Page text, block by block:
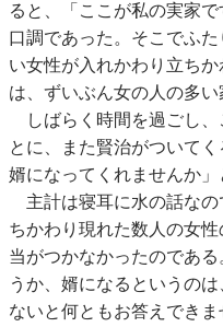
ると、「ここが私の実家
口調であった。そこでふ
い女性が入れかわり立ち
は、ずいぶん女の人の多い
しばらく時間を過ごし、
とに、また賢治がついて
婿になってくれませんか」
主計は寝耳に水の話なの
ちかわり現れた数人の女
当がつかなかったのであ
うか、婿になるというの
ないと何ともお答えでき